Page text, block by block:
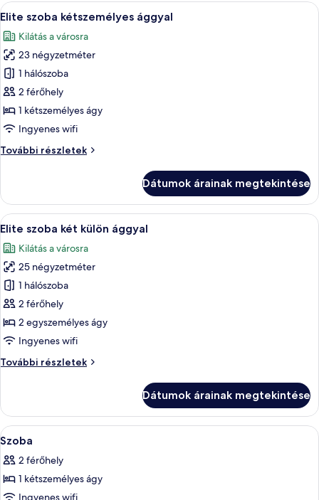
A
következő
szoba
összes
képének
megtekintése:
Elite
szoba
kétszemélyes
ággyal
Egy szállodai szoba, amelyben egy
7
Elite szoba kétszemélyes ággyal
Kilátás a városra
23 négyzetméter
1 hálószoba
2 férőhely
1 kétszemélyes ágy
Ingyenes wifi
További részletek
Elite
további
részletei
Dátumok árainak megtekintése
A
következő
szoba
összes
képének
megtekintése:
Elite
szoba
külön
Egy szállodai szoba két ággyal,
7
Elite szoba két külön ággyal
Kilátás a városra
25 négyzetméter
1 hálószoba
2 férőhely
2 egyszemélyes ágy
Ingyenes wifi
További részletek
Elite
ággyal
további
részletei
Dátumok árainak megtekintése
A
következő
szoba
összes
Egy szállodai szoba, amelyben egy
2
Szoba
2 férőhely
1 kétszemélyes ágy
Ingyenes wifi